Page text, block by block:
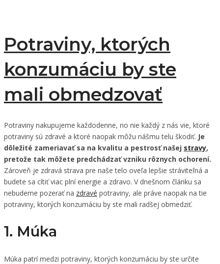
Potraviny, ktorých
konzumáciu by ste
mali obmedzovať
Potraviny nakupujeme každodenne, no nie každý z nás vie, ktoré
potraviny sú zdravé a ktoré naopak môžu nášmu telu škodiť. Je
dôležité zameriavať sa na kvalitu a pestrosť našej stravy,
pretože tak môžete predchádzať vzniku rôznych ochorení.
Zároveň je zdravá strava pre naše telo oveľa lepšie stráviteľná a
budete sa cítiť viac plní energie a zdravo. V dnešnom článku sa
nebudeme pozerať na zdravé potraviny, ale práve naopak na tie
potraviny, ktorých konzumáciu by ste mali radšej obmedziť.
1. Múka
Múka patrí medzi potraviny, ktorých konzumáciu by ste určite